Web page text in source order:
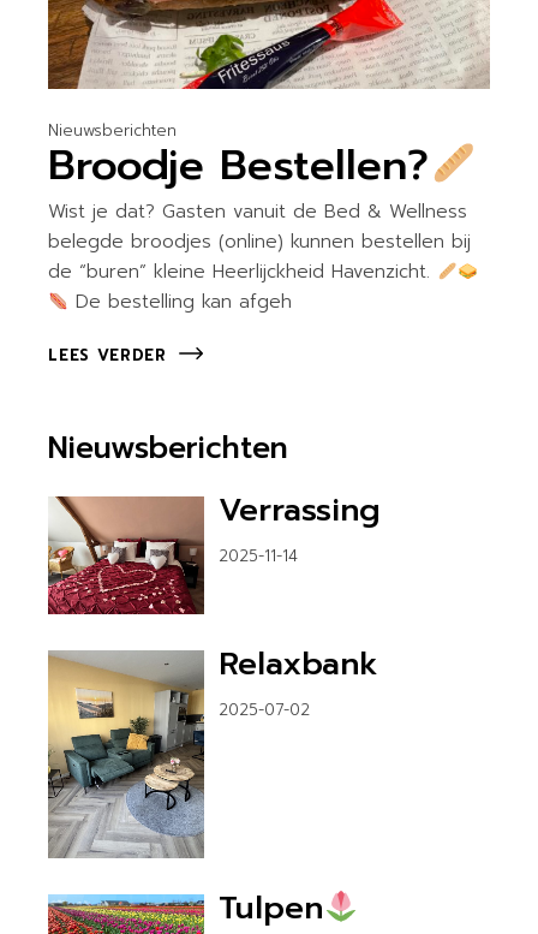
Nieuwsberichten
Broodje Bestellen?
Wist je dat? Gasten vanuit de Bed & Wellness
belegde broodjes (online) kunnen bestellen bij
de “buren” kleine Heerlijckheid Havenzicht.
De bestelling kan afgeh
LEES VERDER
Nieuwsberichten
Verrassing
2025-11-14
Relaxbank
2025-07-02
Tulpen